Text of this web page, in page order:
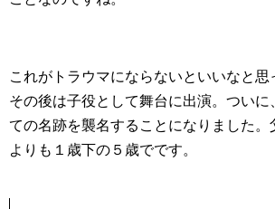
これがトラウマにならないといいなと思
その後は子役として舞台に出演。ついに
ての名跡を襲名することになりました。
よりも１歳下の５歳でです。